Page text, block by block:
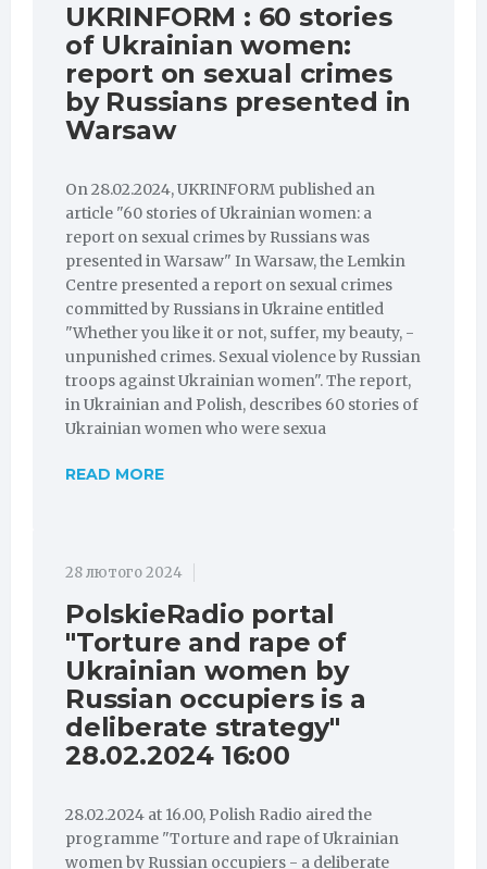
UKRINFORM : 60 stories
of Ukrainian women:
report on sexual crimes
by Russians presented in
Warsaw
On 28.02.2024, UKRINFORM published an
article "60 stories of Ukrainian women: a
report on sexual crimes by Russians was
presented in Warsaw" In Warsaw, the Lemkin
Centre presented a report on sexual crimes
committed by Russians in Ukraine entitled
"Whether you like it or not, suffer, my beauty, -
unpunished crimes. Sexual violence by Russian
troops against Ukrainian women". The report,
in Ukrainian and Polish, describes 60 stories of
Ukrainian women who were sexua
READ MORE
28 лютого 2024
PolskieRadio portal
"Torture and rape of
Ukrainian women by
Russian occupiers is a
deliberate strategy"
28.02.2024 16:00
28.02.2024 at 16.00, Polish Radio aired the
programme "Torture and rape of Ukrainian
women by Russian occupiers - a deliberate